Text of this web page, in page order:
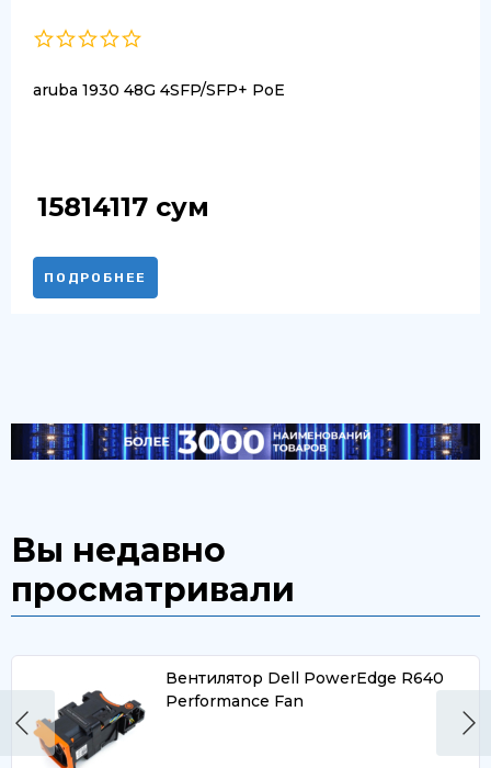
aruba 1930 48G 4SFP/SFP+ PoE
15814117 сум
ПОДРОБНЕЕ
Вы недавно
просматривали
Вентилятор Dell PowerEdge R640
Performance Fan